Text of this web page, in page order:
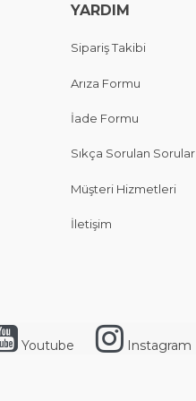
YARDIM
Sipariş Takibi
Arıza Formu
İade Formu
Sıkça Sorulan Sorular
Müşteri Hizmetleri
İletişim
Youtube Instagram